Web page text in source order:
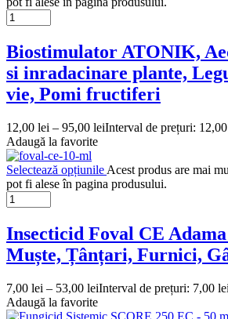
Biostimulator ATONIK,
si inradacinare plante,
vie, Pomi fructiferi
12,00 lei – 95,00 leiInterval de prețuri:
Adaugă la favorite
Selectează opțiunile Acest produs are mai
pot fi alese în pagina produsului.
Insecticid Foval CE
Muște, Țânțari, Furnici,
7,00 lei – 53,00 leiInterval de prețuri: 7,00
Adaugă la favorite